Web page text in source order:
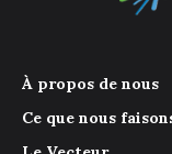
À propos de nous
Ce que nous